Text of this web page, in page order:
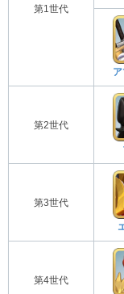
第1世代
第2世代
第3世代
第4世代